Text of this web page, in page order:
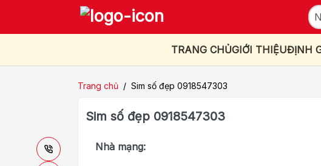
TRANG CHỦGIỚI THIỆUĐỊNH
Trang chủ / Sim số đẹp 0918547303
Sim số đẹp 0918547303
Nhà mạng: